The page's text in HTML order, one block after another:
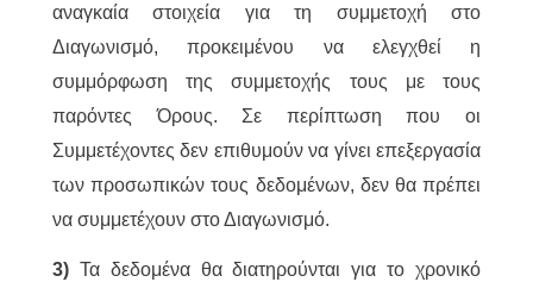
αναγκαία στοιχεία για τη συμμετοχή στο
Διαγωνισμό, προκειμένου να ελεγχθεί η
συμμόρφωση της συμμετοχής τους με τους
παρόντες Όρους. Σε περίπτωση που οι
Συμμετέχοντες δεν επιθυμούν να γίνει επεξεργασία
των προσωπικών τους δεδομένων, δεν θα πρέπει
να συμμετέχουν στο Διαγωνισμό.
3) Τα δεδομένα θα διατηρούνται για το χρονικό